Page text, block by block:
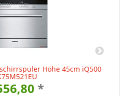
Höhe 45cm iQ500
*